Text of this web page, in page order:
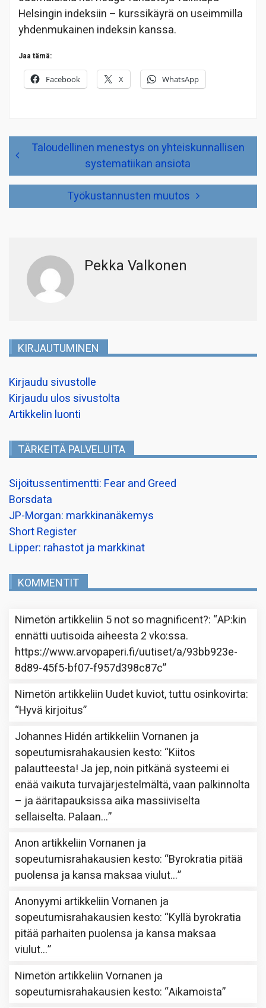
Helsingin indeksiin – kurssikäyrä on useimmilla
yhdenmukainen indeksin kanssa.
Jaa tämä:
Facebook X WhatsApp
Artikkelien
selaus Taloudellinen menestys on yhteiskunnallisen
systematiikan ansiota
Työkustannusten muutos
Pekka Valkonen
KIRJAUTUMINEN
Kirjaudu sivustolle
Kirjaudu ulos sivustolta
Artikkelin luonti
TÄRKEITÄ PALVELUITA
Sijoitussentimentti: Fear and Greed
Borsdata
JP-Morgan: markkinanäkemys
Short Register
Lipper: rahastot ja markkinat
KOMMENTIT
Nimetön artikkeliin 5 not so magnificent?: “AP:kin
ennätti uutisoida aiheesta 2 vko:ssa.
https://www.arvopaperi.fi/uutiset/a/93bb923e-
8d89-45f5-bf07-f957d398c87c”
Nimetön artikkeliin Uudet kuviot, tuttu osinkovirta:
“Hyvä kirjoitus”
Johannes Hidén artikkeliinVornanen ja
sopeutumisrahakausien kesto: “Kiitos
palautteesta! Ja jep, noin pitkänä systeemi ei
enää vaikuta turvajärjestelmältä, vaan palkinnolta
– ja ääritapauksissa aika massiiviselta
sellaiselta. Palaan…”
Anon artikkeliinVornanen ja
sopeutumisrahakausien kesto: “Byrokratia pitää
puolensa ja kansa maksaa viulut…”
Anonyymi artikkeliinVornanen ja
sopeutumisrahakausien kesto: “Kyllä byrokratia
pitää parhaiten puolensa ja kansa maksaa
viulut…”
Nimetön artikkeliinVornanen ja
sopeutumisrahakausien kesto: “Aikamoista”